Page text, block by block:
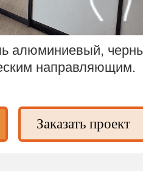
Заказать проект
алюминиевый,
направляющим.